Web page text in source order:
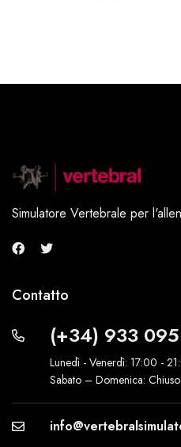
Simulatore Vertebrale per
Contatto
(+34) 933
Lunedì - Venerdì: 17:00 -
Sabato – Domenica: Chiuso